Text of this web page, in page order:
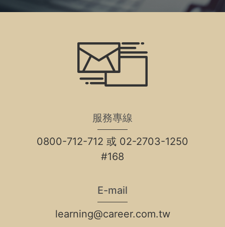
服務專線
0800-712-712 或 02-2703-1250
#168
E-mail
learning@career.com.tw